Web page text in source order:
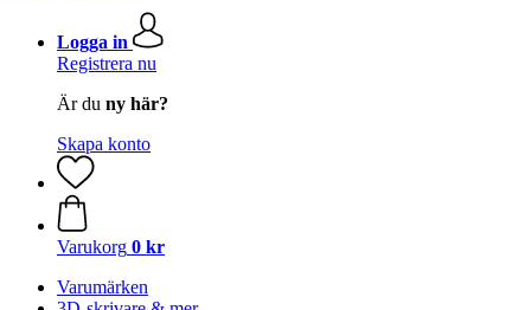
Logga in
Registrera nu
Är du ny här?
Skapa konto
Varukorg 0 kr
Varumärken